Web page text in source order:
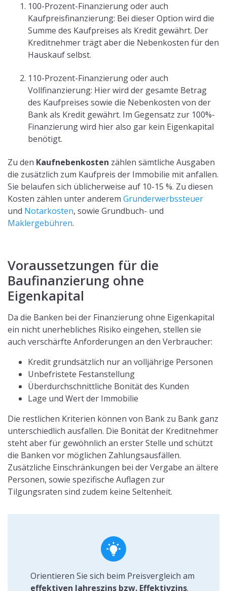
100-Prozent-Finanzierung oder auch
Kaufpreisfinanzierung: Bei dieser Option wird die
Summe des Kaufpreises als Kredit gewährt. Der
Kreditnehmer trägt aber die Nebenkosten für den
Hauskauf selbst.
110-Prozent-Finanzierung oder auch
Vollfinanzierung: Hier wird der gesamte Betrag
des Kaufpreises sowie die Nebenkosten von der
Bank als Kredit gewährt. Im Gegensatz zur 100%-
Finanzierung wird hier also gar kein Eigenkapital
benötigt.
Zu den Kaufnebenkosten zählen sämtliche Ausgaben
die zusätzlich zum Kaufpreis der Immobilie mit anfallen.
Sie belaufen sich üblicherweise auf 10-15 %. Zu diesen
Kosten zählen unter anderem Grunderwerbssteuer
und Notarkosten, sowie Grundbuch- und
Maklergebühren.
Voraussetzungen für die
Baufinanzierung ohne
Eigenkapital
Da die Banken bei der Finanzierung ohne Eigenkapital
ein nicht unerhebliches Risiko eingehen, stellen sie
auch verschärfte Anforderungen an den Verbraucher:
Kredit grundsätzlich nur an volljährige Personen
Unbefristete Festanstellung
Überdurchschnittliche Bonität des Kunden
Lage und Wert der Immobilie
Die restlichen Kriterien können von Bank zu Bank ganz
unterschiedlich ausfallen. Die Bonität der Kreditnehmer
steht aber für gewöhnlich an erster Stelle und schützt
die Banken vor möglichen Zahlungsausfällen.
Zusätzliche Einschränkungen bei der Vergabe an ältere
Personen, sowie spezifische Auflagen zur
Tilgungsraten sind zudem keine Seltenheit.
Orientieren Sie sich beim Preisvergleich am
effektiven Jahreszins bzw. Effektivzins.